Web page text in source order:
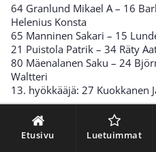
Etusivu Luetuimmat
64 Granlund Mikael A – 16
Helenius Konsta
65 Manninen Sakari – 15
21 Puistola Patrik – 34 Räty
80 Mäenalanen Saku – 24
Waltteri
13. hyökkääjä: 27 Kuokkanen
41 Heinola Ville – 10 Jokiharju
4 Lehtonen Mikko – 18
3 Määttä Olli A – 33